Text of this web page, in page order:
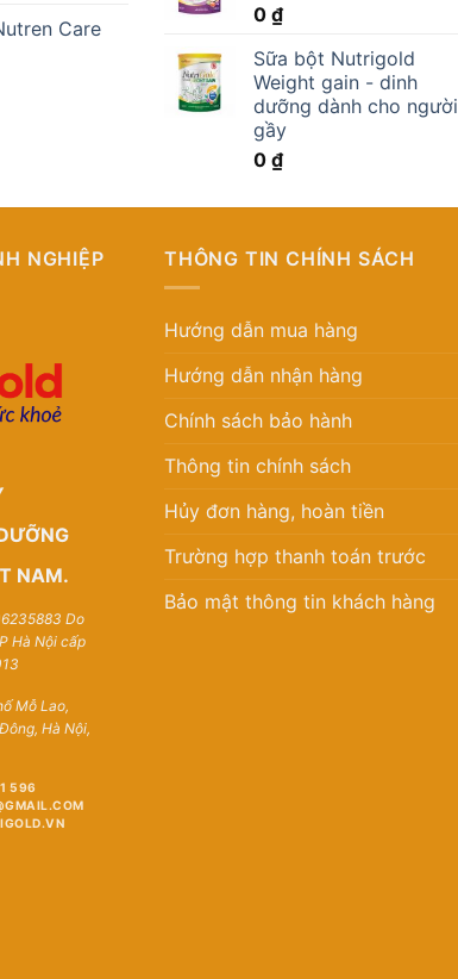
Care
0 ₫
Sữa bột Nutrigold
Weight gain - dinh
dưỡng dành cho người
gầy
0 ₫
NGHIỆP
NAM.
Do
Hà Nội cấp
Mỗ Lao,
Hà Nội,
596
THÔNG TIN CHÍNH SÁCH
Hướng dẫn mua hàng
Hướng dẫn nhận hàng
Chính sách bảo hành
Thông tin chính sách
Hủy đơn hàng, hoàn tiền
Trường hợp thanh toán trước
Bảo mật thông tin khách hàng